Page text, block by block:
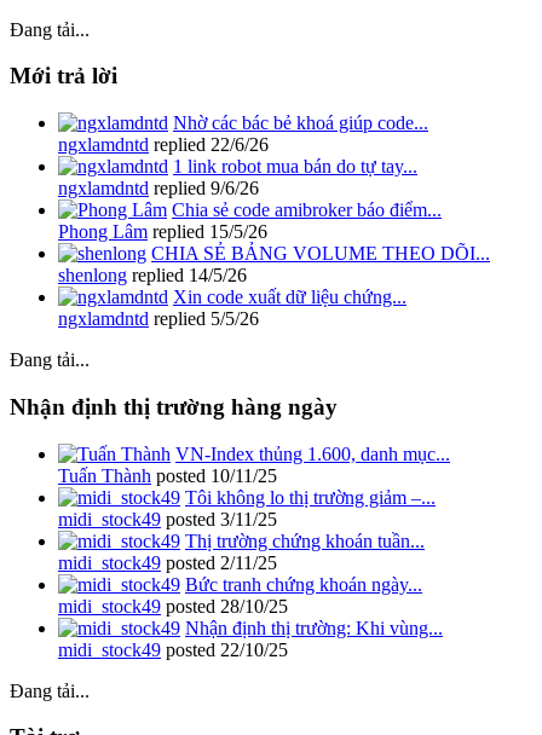
Đang tải...
Mới trả lời
Nhờ các bác bẻ khoá giúp code...
ngxlamdntd replied 22/6/26
1 link robot mua bán do tự tay...
ngxlamdntd replied 9/6/26
Chia sẻ code amibroker báo điểm...
Phong Lâm replied 15/5/26
CHIA SẺ BẢNG VOLUME THEO DÕI...
shenlong replied 14/5/26
Xin code xuất dữ liệu chứng...
ngxlamdntd replied 5/5/26
Đang tải...
Nhận định thị trường hàng ngày
VN-Index thủng 1.600, danh mục...
Tuấn Thành posted 10/11/25
Tôi không lo thị trường giảm –...
midi_stock49 posted 3/11/25
Thị trường chứng khoán tuần...
midi_stock49 posted 2/11/25
Bức tranh chứng khoán ngày...
midi_stock49 posted 28/10/25
Nhận định thị trường: Khi vùng...
midi_stock49 posted 22/10/25
Đang tải...